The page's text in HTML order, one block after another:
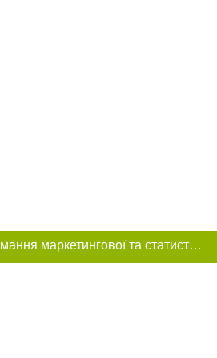
Цей сайт використовує «cookies». Також веб-сайт використовує інтернет-сервіс для збору технічних даних стосовно відвідувачів з метою отримання маркетингової та статистичної інформації. Умови обробки даних відвідувачів сайту див.